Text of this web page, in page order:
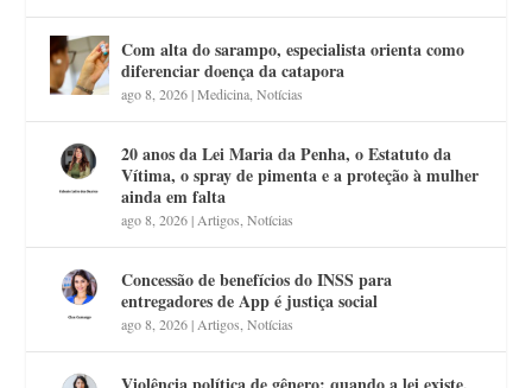
Com alta do sarampo, especialista orienta como
diferenciar doença da catapora
ago 8, 2026|Medicina ,Notícias
20 anos da Lei Maria da Penha, o Estatuto da
Vítima, o spray de pimenta e a proteção à mulher
ainda em falta
ago 8, 2026| Artigos ,Notícias
Concessão de benefícios do INSS para
entregadores de App é justiça social
ago 8, 2026| Artigos ,Notícias